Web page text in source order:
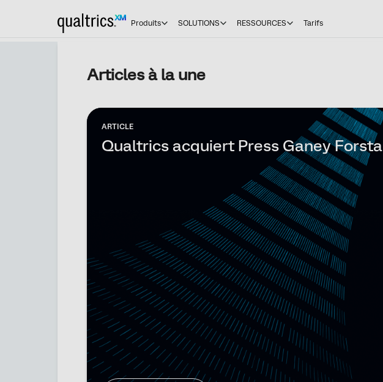
Produits SOLUTIONS RESSOURCES Tarifs
Articles à la une
ARTICLE
Qualtrics acquiert Press Ganey Forsta